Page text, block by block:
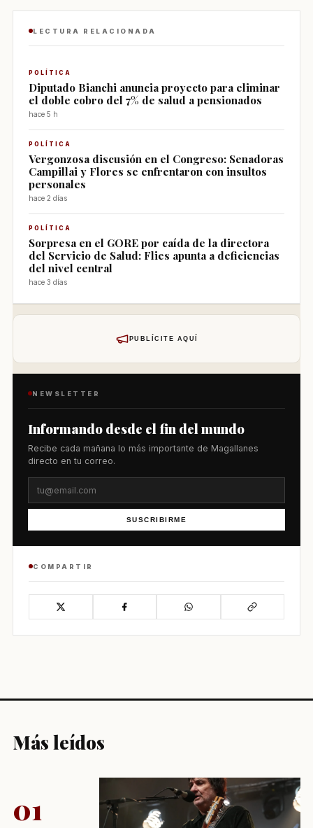
LECTURA RELACIONADA
POLÍTICA
Diputado Bianchi anuncia proyecto para eliminar
el doble cobro del 7% de salud a pensionados
hace 5 h
POLÍTICA
Vergonzosa discusión en el Congreso: Senadoras
Campillai y Flores se enfrentaron con insultos
personales
hace 2 días
POLÍTICA
Sorpresa en el GORE por caída de la directora
del Servicio de Salud: Flies apunta a deficiencias
del nivel central
hace 3 días
PUBLÍCITE AQUÍ
NEWSLETTER
Informando desde el fin del mundo
Recibe cada mañana lo más importante de Magallanes
directo en tu correo.
SUSCRIBIRME
COMPARTIR
Más leídos
01